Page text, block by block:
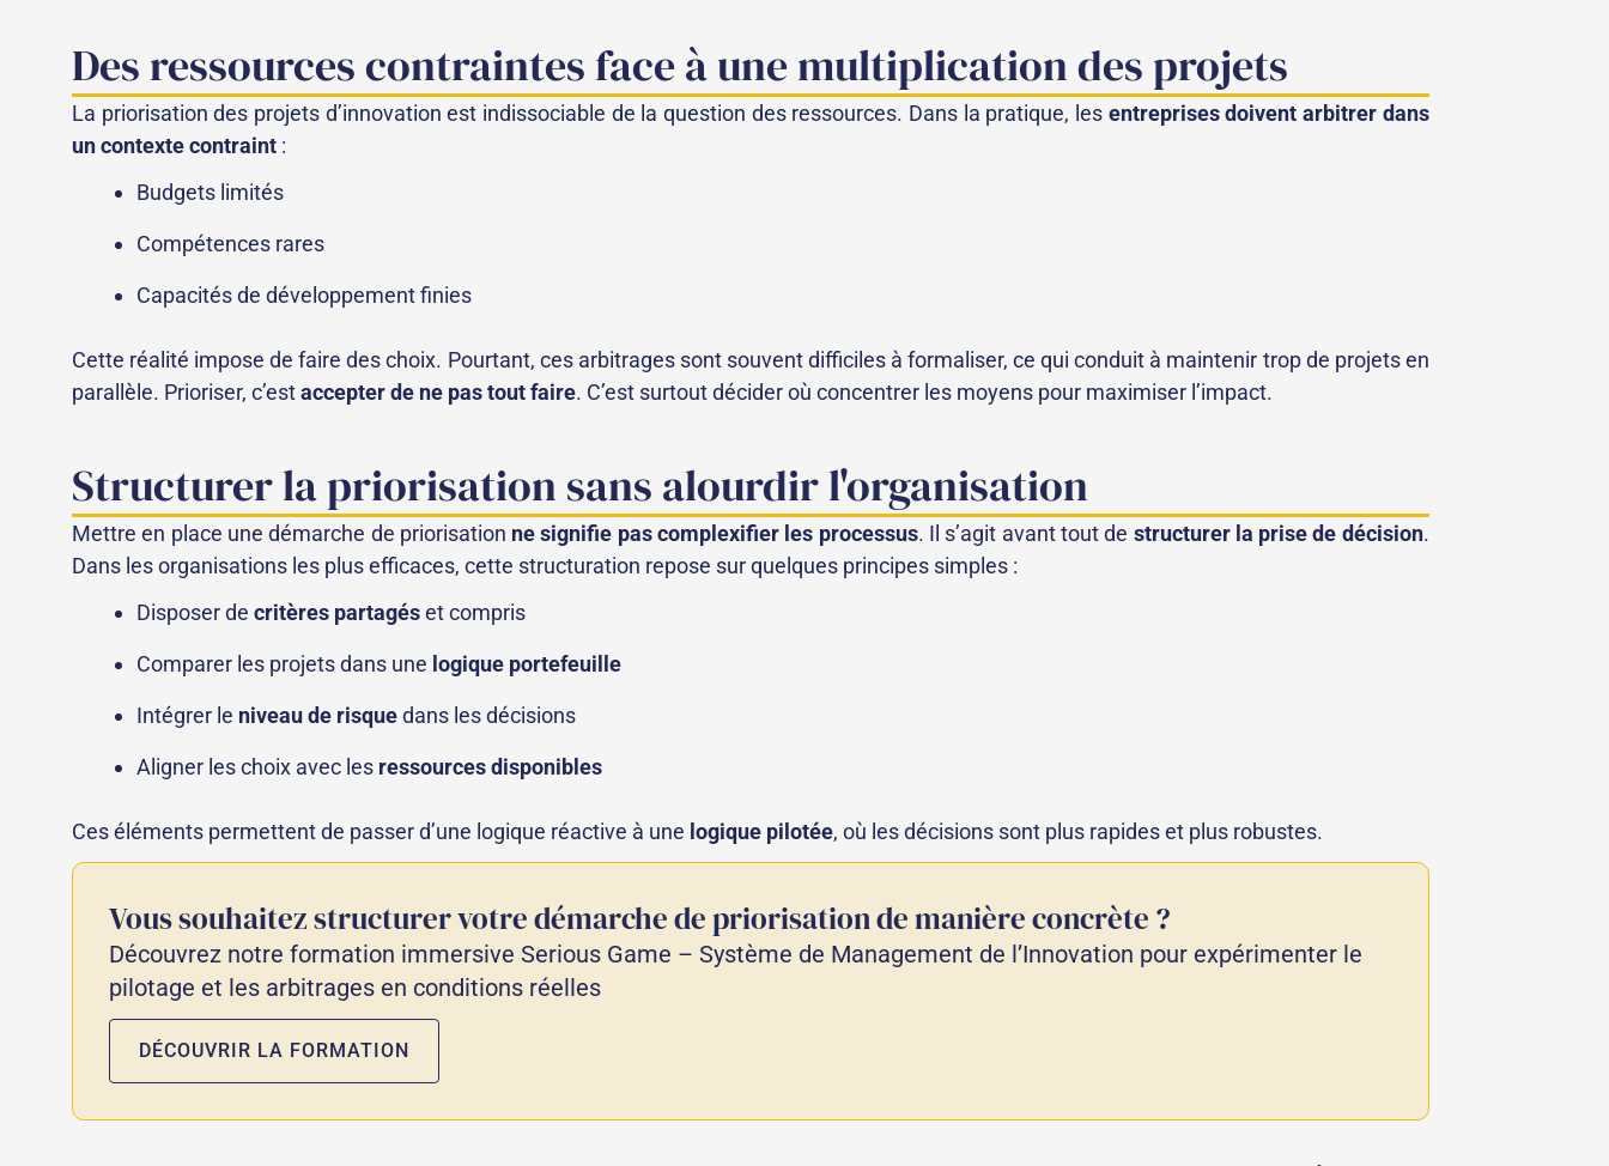
Des ressources contraintes face à une multiplication des projets
La priorisation des projets d’innovation est indissociable de la question des ressources. Dans la pratique, les entreprises doivent arbitrer dans
un contexte contraint :
Budgets limités
Compétences rares
Capacités de développement finies
Cette réalité impose de faire des choix. Pourtant, ces arbitrages sont souvent difficiles à formaliser, ce qui conduit à maintenir trop de projets en
parallèle. Prioriser, c’estaccepter de ne pas tout faire. C’est surtout décider où concentrer les moyens pour maximiser l’impact.
Structurer la priorisation sans alourdir l'organisation
Mettre en place une démarche de priorisation ne signifie pas complexifier les processus. Il s’agit avant tout de structurer la prise de décision.
Dans les organisations les plus efficaces, cette structuration repose sur quelques principes simples :
Disposer de critères partagéset compris
Comparer les projets dans une logique portefeuille
Intégrer le niveau de risquedans les décisions
Aligner les choix avec les ressources disponibles
Ces éléments permettent de passer d’une logique réactive à une logique pilotée, où les décisions sont plus rapides et plus robustes.
Vous souhaitez structurer votre démarche de priorisation de manière concrète ?
Découvrez notre formation immersive Serious Game – Système de Management de l’Innovation pour expérimenter le
pilotage et les arbitrages en conditions réelles
DÉCOUVRIR LA FORMATION